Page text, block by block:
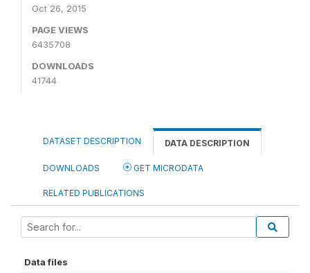
Oct 26, 2015
PAGE VIEWS
6435708
DOWNLOADS
41744
DATASET DESCRIPTION DATA DESCRIPTION
DOWNLOADS GET MICRODATA
RELATED PUBLICATIONS
Data files